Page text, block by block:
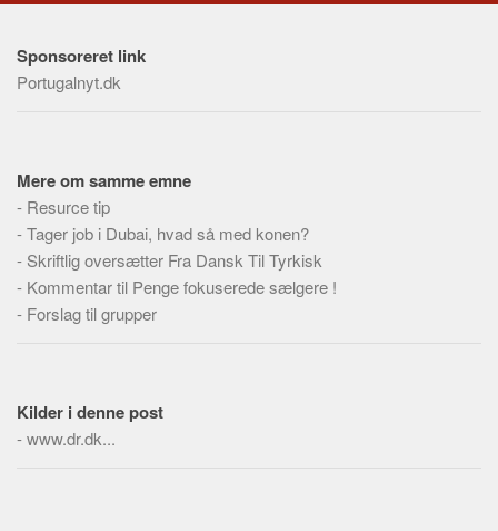
Skatter og afgifter
Statistik
Meta
Dokumenttyper
Skribenter
Kilder
Om
Sponsoreret link
Portugalnyt.dk
Mere om samme emne
- Resurce tip
-Tager job i Dubai, hvad så med konen?
- Skriftlig oversætter Fra Dansk Til Tyrkisk
- Kommentar til Penge fokuserede sælgere !
- Forslag til grupper
Kilder i denne post
-www.dr.dk...